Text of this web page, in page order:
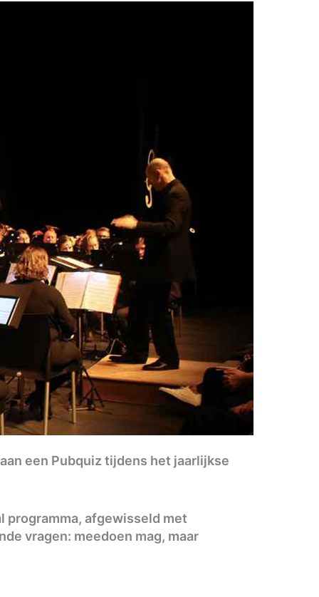
een Pubquiz tijdens het jaarlijkse
programma, afgewisseld met
vragen: meedoen mag, maar